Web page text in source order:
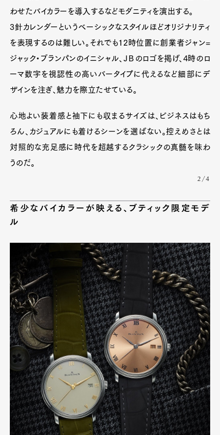
Art&DesignWatch
Product Lifestyle
Pen Meet
Pen international Pen tw
わせたバイカラーを導入するなどモダニティを演出する。
3針カレンダーというベーシックなスタイルほどオリジナリティ
を表現するのは難しい。それでも12時位置に創業者ジャン=
ジャック・ブランパンのイニシャル、ＪＢのロゴを掲げ、4時のロ
ーマ数字を視認性の高いバータイプに代えるなど細部にデ
ザインを注ぎ、魅力を際立たせている。
心地よい装着感と袖下にも収まるサイズは、ビジネスはもち
ろん、カジュアルにも着けるシーンを選ばない。控えめさとは
対照的な充足感に時代を超越するクラシックの真髄を味わ
うのだ。
2/4
希少なバイカラーが映える、ブティック限定モデ
ル